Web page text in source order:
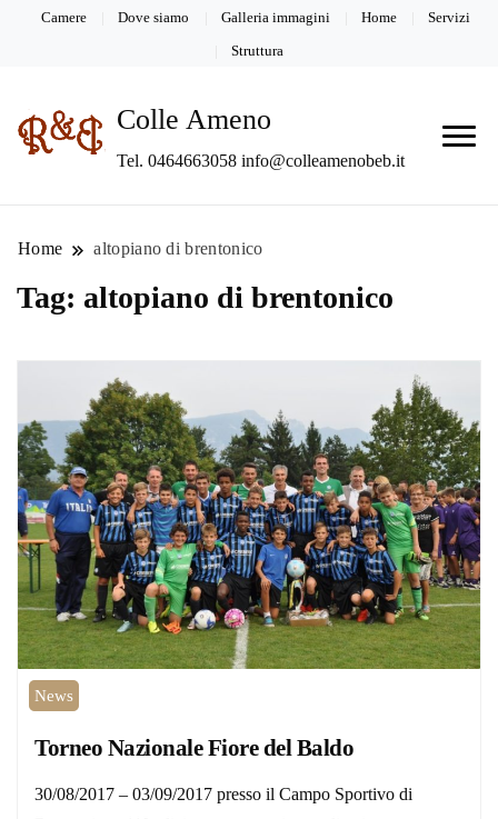
Camere Dove siamo Galleria immagini Home Servizi
Struttura
Colle Ameno
Tel. 0464663058 info@colleamenobeb.it
Home altopiano di brentonico
Tag: altopiano di brentonico
News
Torneo Nazionale Fiore del Baldo
30/08/2017 – 03/09/2017 presso il Campo Sportivo di